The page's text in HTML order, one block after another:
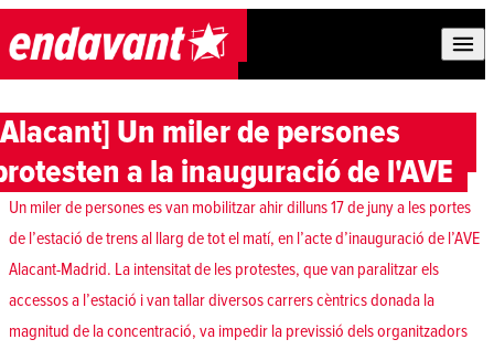
Skip to content
Un miler de persones
a la inauguració de l'AVE
Un miler de persones es van mobilitzar ahir dilluns 17 de juny a les portes
de l’estació de trens al llarg de tot el matí, en l’acte d’inauguració de l’AVE
Alacant-Madrid. La intensitat de les protestes, que van paralitzar els
accessos a l’estació i van tallar diversos carrers cèntrics donada la
magnitud de la concentració, va impedir la previssió dels organitzadors